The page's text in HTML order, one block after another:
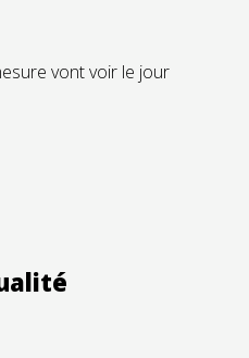
vont voir le jour